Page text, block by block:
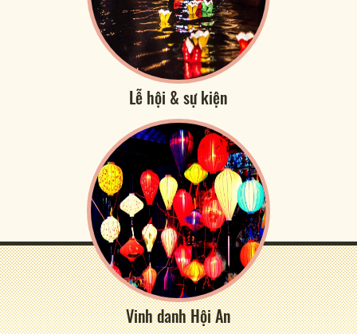
Lễ hội & sự kiện
Vinh danh Hội An